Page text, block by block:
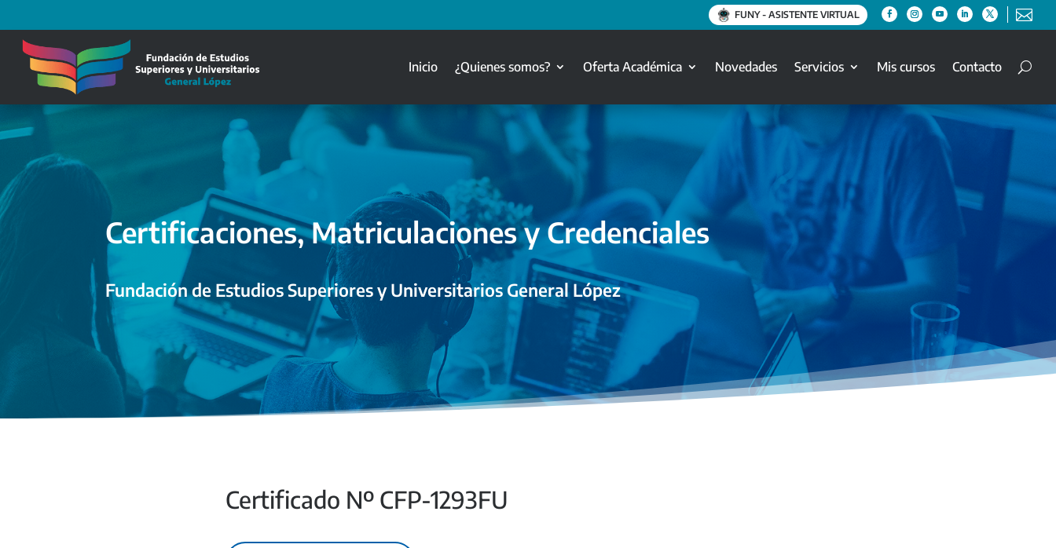
FUNY - ASISTENTE VIRTUAL 
Inicio ¿Quienes somos? Oferta Académica Novedades Servicios Mis cursos Contacto
Certificaciones, Matriculaciones y Credenciales
Fundación de Estudios Superiores y Universitarios General López
Certificado Nº CFP-1293FU